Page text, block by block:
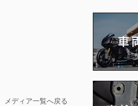
メディア一覧へ戻る